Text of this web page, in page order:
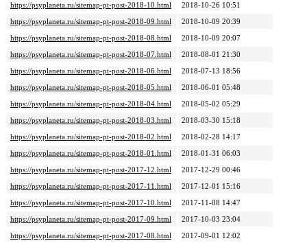
https://psyplaneta.ru/sitemap-pt-post-2018-10.html
2018-10-26 10:51
https://psyplaneta.ru/sitemap-pt-post-2018-09.html
2018-10-09 20:39
https://psyplaneta.ru/sitemap-pt-post-2018-08.html
2018-10-09 20:07
https://psyplaneta.ru/sitemap-pt-post-2018-07.html
2018-08-01 21:30
https://psyplaneta.ru/sitemap-pt-post-2018-06.html
2018-07-13 18:56
https://psyplaneta.ru/sitemap-pt-post-2018-05.html
2018-06-01 05:48
https://psyplaneta.ru/sitemap-pt-post-2018-04.html
2018-05-02 05:29
https://psyplaneta.ru/sitemap-pt-post-2018-03.html
2018-03-30 15:18
https://psyplaneta.ru/sitemap-pt-post-2018-02.html
2018-02-28 14:17
https://psyplaneta.ru/sitemap-pt-post-2018-01.html
2018-01-31 06:03
https://psyplaneta.ru/sitemap-pt-post-2017-12.html
2017-12-29 00:46
https://psyplaneta.ru/sitemap-pt-post-2017-11.html
2017-12-01 15:16
https://psyplaneta.ru/sitemap-pt-post-2017-10.html
2017-11-08 14:47
https://psyplaneta.ru/sitemap-pt-post-2017-09.html
2017-10-03 23:04
https://psyplaneta.ru/sitemap-pt-post-2017-08.html
2017-09-01 12:02